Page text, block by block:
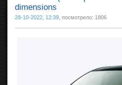
dimensions
28-10-2022, 12:39 , посмотрело: 1806